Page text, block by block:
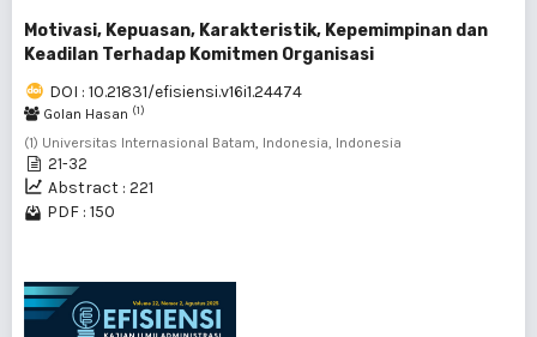
Motivasi, Kepuasan, Karakteristik, Kepemimpinan dan
Keadilan Terhadap Komitmen Organisasi
DOI : 10.21831/efisiensi.v16i1.24474
Golan Hasan (1)
(1) Universitas Internasional Batam, Indonesia, Indonesia
21-32
Abstract : 221
PDF : 150